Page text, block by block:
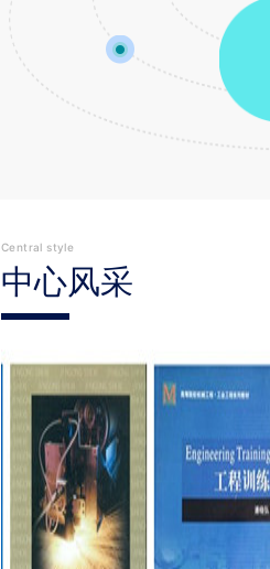
Central style
中心风采